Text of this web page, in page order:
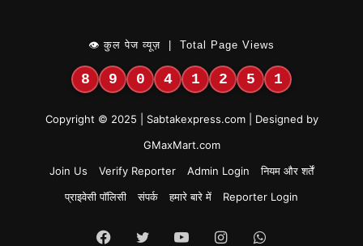
👁 कुल पेज व्यूज़ | Total Page Views
8 9 0 4 1 2 5 1
Copyright © 2025 | Sabtakexpress.com | Designed by
GMaxMart.com
Join Us
Verify Reporter Admin Login
नियम और शर्तें
प्राइवेसी पॉलिसी
संपर्क हमारे बारे में Reporter Login
Facebook
TwitterYouTubeInstagramWhatsApp